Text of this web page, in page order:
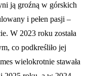
ją groźną w górskich
i pełen pasji –
W 2023 roku została
co podkreśliło jej
wielokrotnie stawała